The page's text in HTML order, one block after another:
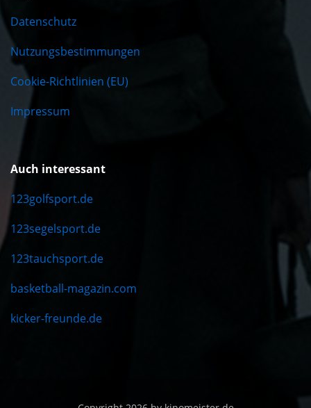
Datenschutz
Nutzungsbestimmungen
Cookie-Richtlinien (EU)
Impressum
Auch interessant
123golfsport.de
123segelsport.de
123tauchsport.de
basketball-magazin.com
kicker-freunde.de